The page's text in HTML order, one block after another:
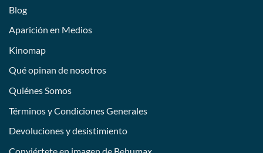
Blog
Aparición en Medios
Kinomap
Qué opinan de nosotros
Quiénes Somos
Términos y Condiciones Generales
Devoluciones y desistimiento